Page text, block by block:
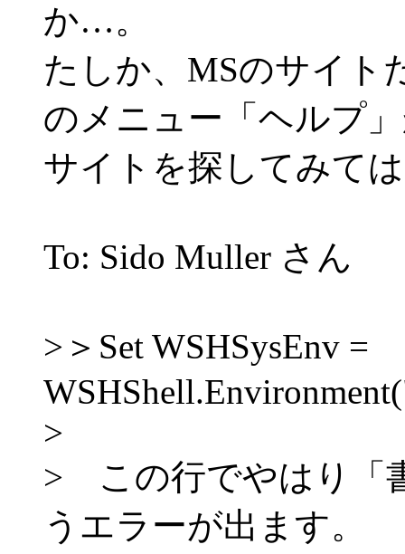
か…。
たしか、MSのサイト
のメニュー「ヘルプ
サイトを探してみて
To: Sido Muller さん
>＞Set WSHSysEnv =
>
> この行でやはり「
うエラーが出ます。